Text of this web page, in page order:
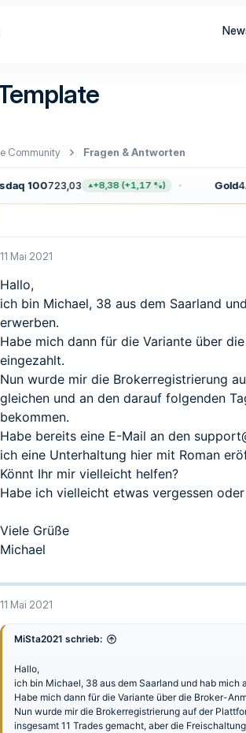
Community Fragen & Antworten
100723,03 +8,38 (+1,17 %)
11 Mai 2021
Hallo,
ich bin Michael, 38 aus dem Saarland
erwerben.
Habe mich dann für die Variante über
eingezahlt.
Nun wurde mir die Brokerregistrierung
gleichen und an den darauf folgenden
bekommen.
Habe bereits eine E-Mail an den
ich eine Unterhaltung hier mit Roman
Könnt Ihr mir vielleicht helfen?
Habe ich vielleicht etwas vergessen
Viele Grüße
Michael
11 Mai 2021
MiSta2021 schrieb:
Hallo,
ich bin Michael, 38 aus dem Saarland und hab
Habe mich dann für die Variante über die Broker-
Nun wurde mir die Brokerregistrierung auf der
insgesamt 11 Trades gemacht, aber die